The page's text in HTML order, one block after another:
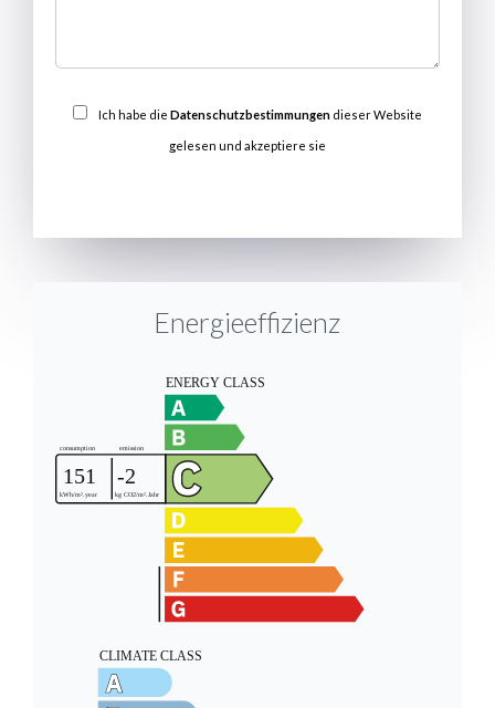
Ich habe die Datenschutzbestimmungen dieser Website
gelesen und akzeptiere sie
Energieeffizienz